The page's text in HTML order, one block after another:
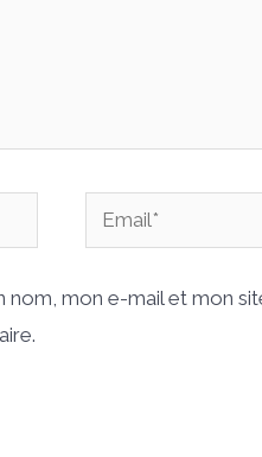
Email*
nom, mon e-mail et mon